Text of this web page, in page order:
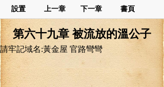
設置 上一章 下一章 書頁
第六十九章 被流放的溫公子
請牢記域名:黃金屋 官路彎彎